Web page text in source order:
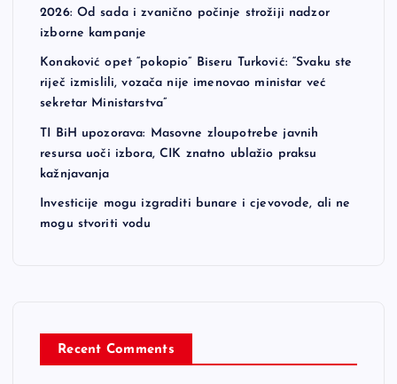
2026: Od sada i zvanično počinje strožiji nadzor
izborne kampanje
Konaković opet “pokopio” Biseru Turković: “Svaku ste
riječ izmislili, vozača nije imenovao ministar već
sekretar Ministarstva”
TI BiH upozorava: Masovne zloupotrebe javnih
resursa uoči izbora, CIK znatno ublažio praksu
kažnjavanja
Investicije mogu izgraditi bunare i cjevovode, ali ne
mogu stvoriti vodu
Recent Comments